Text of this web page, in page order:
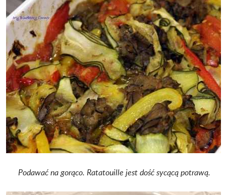
Podawać na gorąco. Ratatouille jest dość sycącą potrawą.